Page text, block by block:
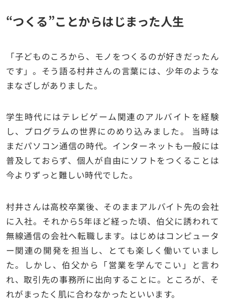
“つくる”ことからはじまった人生
「子どものころから、モノをつくるのが好きだったん
です」。そう語る村井さんの言葉には、少年のような
まなざしがありました。
学生時代にはテレビゲーム関連のアルバイトを経験
し、プログラムの世界にのめり込みました。 当時は
まだパソコン通信の時代。インターネットも一般には
普及しておらず、個人が自由にソフトをつくることは
今よりずっと難しい時代でした。
村井さんは高校卒業後、そのままアルバイト先の会社
に入社。それから5年ほど経った頃、伯父に誘われて
無線通信の会社へ転職します。はじめはコンピュータ
ー関連の開発を担当し、とても楽しく働いていまし
た。しかし、伯父から「営業を学んでこい」と言わ
れ、取引先の事務所に出向することに。ところが、そ
れがまったく肌に合わなかったといいます。